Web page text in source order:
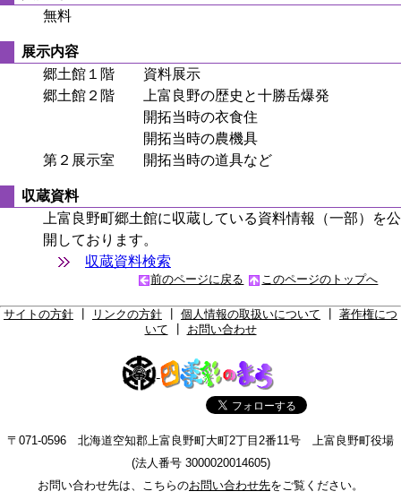
無料
展示内容
郷土館１階 資料展示
郷土館２階 上富良野の歴史と十勝岳爆発
開拓当時の衣食住
開拓当時の農機具
第２展示室 開拓当時の道具など
収蔵資料
上富良野町郷土館に収蔵している資料情報（一部）を公
開しております。
収蔵資料検索
前のページに戻る このページのトップへ
サイトの方針 リンクの方針 個人情報の取扱いについて
著作権につ
いて
お問い合わせ
〒071-0596 北海道空知郡上富良野町大町2丁目2番11号 上富良野町役場
(法人番号 3000020014605)
お問い合わせ先は、こちらのお問い合わせ先をご覧ください。